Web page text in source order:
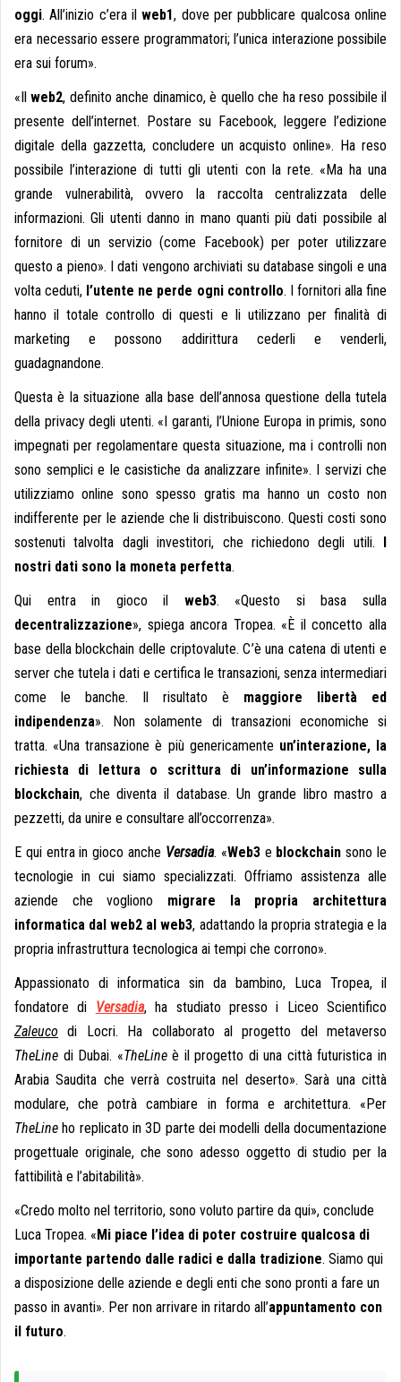
oggi. All’inizio c’era ilweb1, dove per pubblicare qualcosa online
era necessario essere programmatori; l’unica interazione possibile
era sui forum».
«Ilweb2, definito anche dinamico, è quello che ha reso possibile il
presente dell’internet. Postare su Facebook, leggere l’edizione
digitale della gazzetta, concludere un acquisto online». Ha reso
possibile l’interazione di tutti gli utenti con la rete. «Ma ha una
grande vulnerabilità, ovvero la raccolta centralizzata delle
informazioni. Gli utenti danno in mano quanti più dati possibile al
fornitore di un servizio (come Facebook) per poter utilizzare
questo a pieno». I dati vengono archiviati su database singoli e una
volta ceduti, l’utente ne perde ogni controllo. I fornitori alla fine
hanno il totale controllo di questi e li utilizzano per finalità di
marketing e possono addirittura cederli e venderli,
guadagnandone.
Questa è la situazione alla base dell’annosa questione della tutela
della privacy degli utenti. «I garanti, l’Unione Europa in primis, sono
impegnati per regolamentare questa situazione, ma i controlli non
sono semplici e le casistiche da analizzare infinite». I servizi che
utilizziamo online sono spesso gratis ma hanno un costo non
indifferente per le aziende che li distribuiscono. Questi costi sono
sostenuti talvolta dagli investitori, che richiedono degli utili. I
nostri dati sono la moneta perfetta.
Qui entra in gioco il web3. «Questo si basa sulla
decentralizzazione», spiega ancora Tropea. «È il concetto alla
base della blockchain delle criptovalute. C’è una catena di utenti e
server che tutela i dati e certifica le transazioni, senza intermediari
come le banche. Il risultato è maggiore libertà ed
indipendenza». Non solamente di transazioni economiche si
tratta. «Una transazione è più genericamente un’interazione, la
richiesta di lettura o scrittura di un’informazione sulla
blockchain, che diventa il database. Un grande libro mastro a
pezzetti, da unire e consultare all’occorrenza».
E qui entra in gioco anche Versadia. «Web3e blockchain sono le
tecnologie in cui siamo specializzati. Offriamo assistenza alle
aziende che vogliono migrare la propria architettura
informatica dal web2 al web3, adattando la propria strategia e la
propria infrastruttura tecnologica ai tempi che corrono».
Appassionato di informatica sin da bambino, Luca Tropea, il
fondatore di Versadia, ha studiato presso i Liceo Scientifico
Zaleuco di Locri. Ha collaborato al progetto del metaverso
TheLine di Dubai. «TheLineè il progetto di una città futuristica in
Arabia Saudita che verrà costruita nel deserto». Sarà una città
modulare, che potrà cambiare in forma e architettura. «Per
TheLine ho replicato in 3D parte dei modelli della documentazione
progettuale originale, che sono adesso oggetto di studio per la
fattibilità e l’abitabilità».
«Credo molto nel territorio, sono voluto partire da qui», conclude
Luca Tropea. «Mi piace l’idea di poter costruire qualcosa di
importante partendo dalle radici e dalla tradizione. Siamo qui
a disposizione delle aziende e degli enti che sono pronti a fare un
passo in avanti». Per non arrivare in ritardo all’appuntamento con
il futuro.